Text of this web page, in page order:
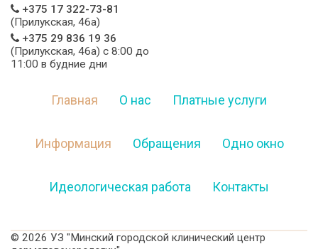
+375 17 322-73-81
(Прилукская, 46а)
+375 29 836 19 36
(Прилукская, 46а) c 8:00 до
11:00 в будние дни
Главная О нас Платные услуги
Информация Обращения Одно окно
Идеологическая работа Контакты
© 2026 УЗ "Минский городской клинический центр